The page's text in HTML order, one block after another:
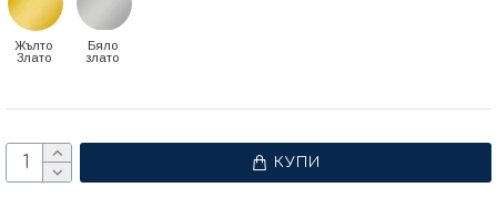
Жълто
Злато
Бяло
злато
КУПИ